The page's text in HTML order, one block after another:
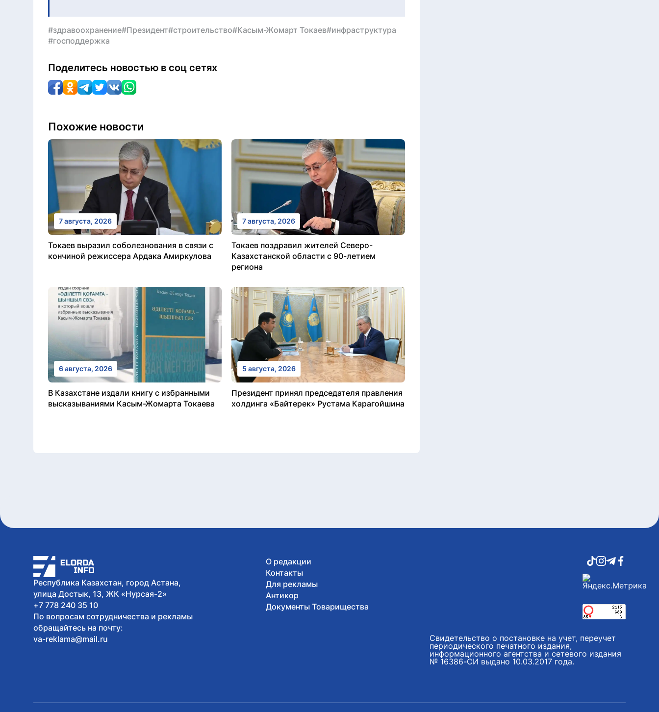
#здравоохранение#Президент#строительство#Касым-Жомарт Токаев#инфраструктура
#господдержка
Поделитесь новостью в соц сетях
Похожие новости
7 августа, 2026
Токаев выразил соболезнования в связи с
кончиной режиссера Ардака Амиркулова
7 августа, 2026
Токаев поздравил жителей Северо-
Казахстанской области с 90-летием
региона
6 августа, 2026
В Казахстане издали книгу с избранными
высказываниями Касым-Жомарта Токаева
5 августа, 2026
Президент принял председателя правления
холдинга «Байтерек» Рустама Карагойшина
Республика Казахстан, город Астана,
улица Достык, 13, ЖК «Нурсая-2»
+7 778 240 35 10
По вопросам сотрудничества и рекламы
обращайтесь на почту:
va-reklama@mail.ru
О редакции
Контакты
Для рекламы
Антикор
Документы Товарищества
Свидетельство о постановке на учет, переучет
периодического печатного издания,
информационного агентства и сетевого издания
№ 16386-СИ выдано 10.03.2017 года.